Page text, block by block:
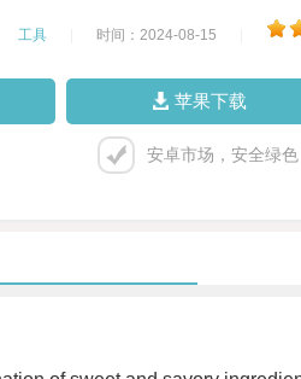
工具 时间：2024-08-15
苹果下载
安卓市场，安全绿色